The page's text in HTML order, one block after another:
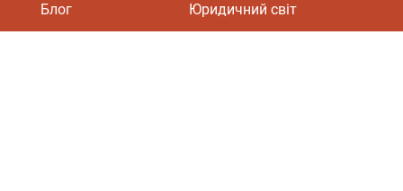
Блог Юридичний світ